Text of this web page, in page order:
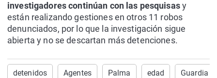
investigadores continúan con las pesquisasy
están realizando gestiones en otros 11 robos
denunciados, por lo que la investigación sigue
abierta y no se descartan más detenciones.
detenidos Agentes Palma edad Guardia